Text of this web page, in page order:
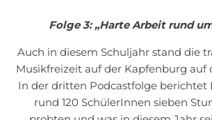
Folge 3: „Harte Arbeit rund
Auch in diesem Schuljahr stand die
Musikfreizeit auf der Kapfenburg auf
In der dritten Podcastfolge berichtet
rund 120 SchülerInnen sieben